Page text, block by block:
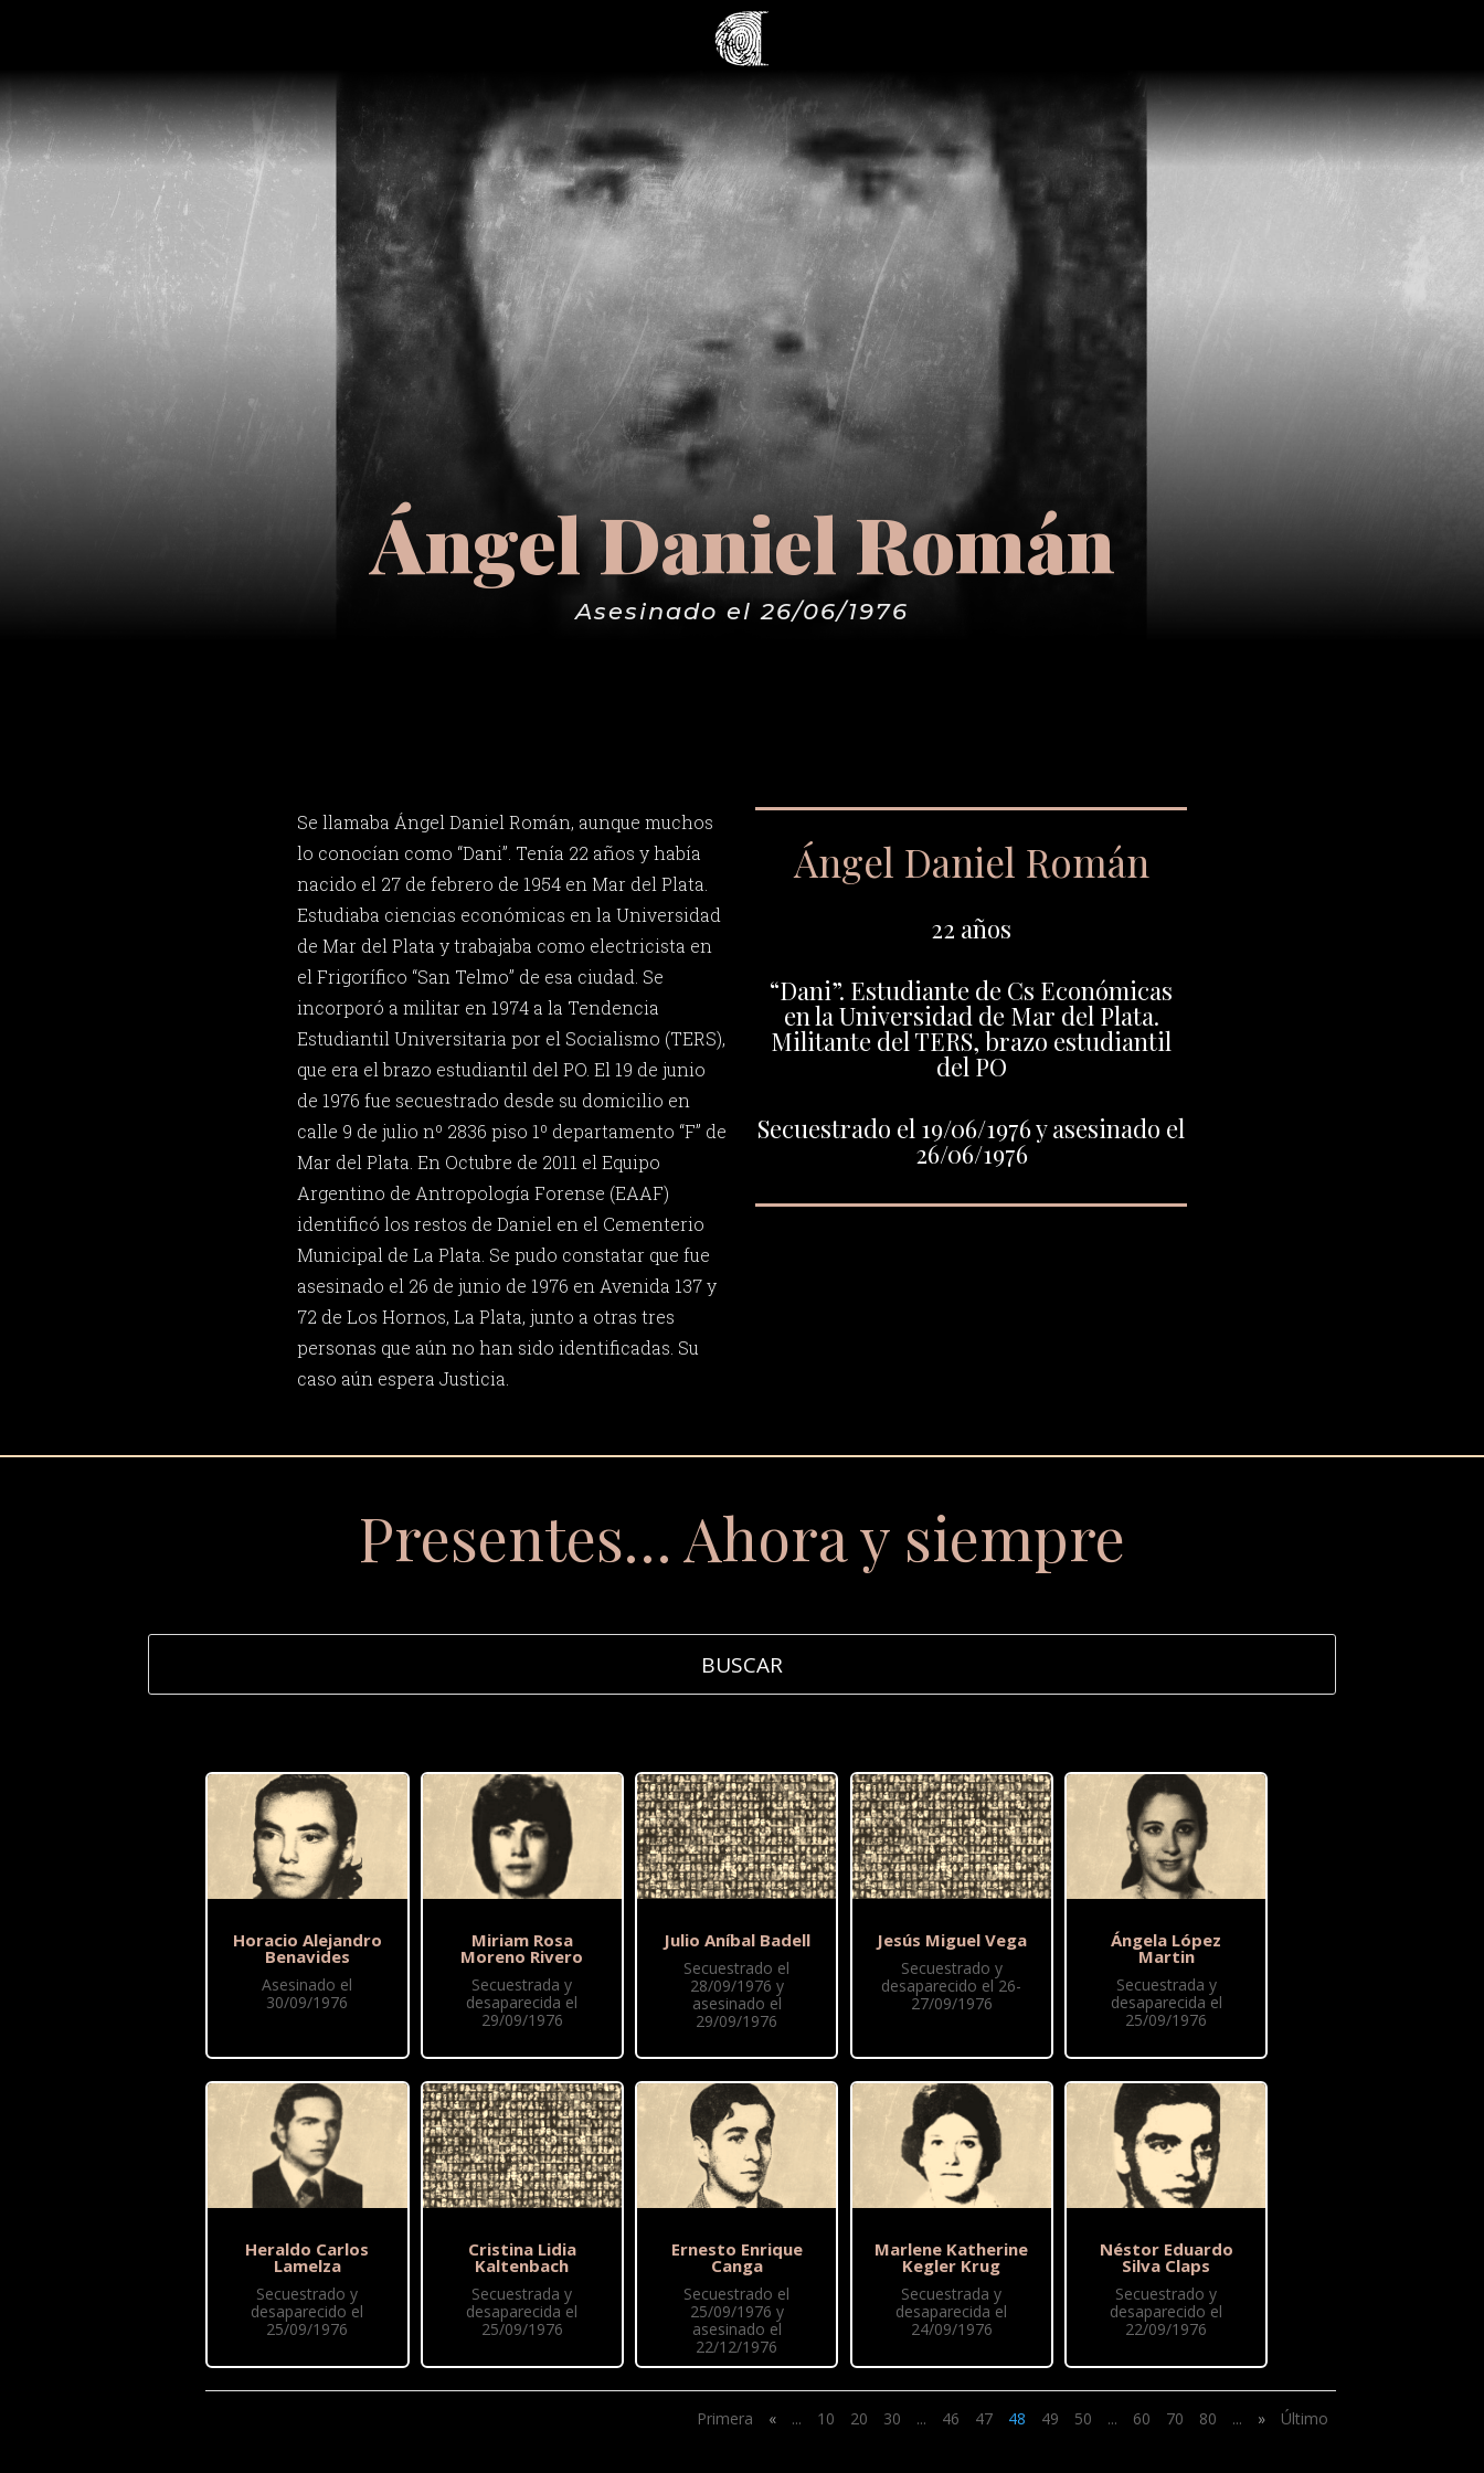
Ángel Daniel Román
Asesinado el 26/06/1976
Se llamaba Ángel Daniel Román, aunque muchos
lo conocían como “Dani”. Tenía 22 años y había
nacido el 27 de febrero de 1954 en Mar del Plata.
Estudiaba ciencias económicas en la Universidad
de Mar del Plata y trabajaba como electricista en
el Frigorífico “San Telmo” de esa ciudad. Se
incorporó a militar en 1974 a la Tendencia
Estudiantil Universitaria por el Socialismo (TERS),
que era el brazo estudiantil del PO. El 19 de junio
de 1976 fue secuestrado desde su domicilio en
calle 9 de julio nº 2836 piso 1º departamento “F” de
Mar del Plata. En Octubre de 2011 el Equipo
Argentino de Antropología Forense (EAAF)
identificó los restos de Daniel en el Cementerio
Municipal de La Plata. Se pudo constatar que fue
asesinado el 26 de junio de 1976 en Avenida 137 y
72 de Los Hornos, La Plata, junto a otras tres
personas que aún no han sido identificadas. Su
caso aún espera Justicia.
Ángel Daniel Román
22 años
“Dani”. Estudiante de Cs Económicas
en la Universidad de Mar del Plata.
Militante del TERS, brazo estudiantil
del PO
Secuestrado el 19/06/1976 y asesinado el
26/06/1976
Presentes… Ahora y siempre
Horacio Alejandro
Benavides
Asesinado el
30/09/1976
Heraldo Carlos
Lamelza
Secuestrado y
desaparecido el
25/09/1976
Miriam Rosa
Moreno Rivero
Secuestrada y
desaparecida el
29/09/1976
Cristina Lidia
Kaltenbach
Secuestrada y
desaparecida el
25/09/1976
Julio Aníbal Badell
Secuestrado el
28/09/1976 y
asesinado el
29/09/1976
Ernesto Enrique
Canga
Secuestrado el
25/09/1976 y
asesinado el
22/12/1976
Jesús Miguel Vega
Secuestrado y
desaparecido el 26-
27/09/1976
Marlene Katherine
Kegler Krug
Secuestrada y
desaparecida el
24/09/1976
Ángela López
Martin
Secuestrada y
desaparecida el
25/09/1976
Néstor Eduardo
Silva Claps
Secuestrado y
desaparecido el
22/09/1976
Primera « ... 10 20 30 ... 46 47 48 49 50 ... 60 70 80 ... » Último